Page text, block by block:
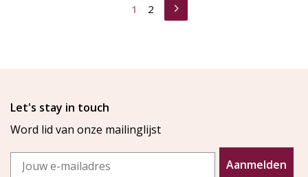
1 2
Let's stay in touch
Word lid van onze mailinglijst
Email
Aanmelden